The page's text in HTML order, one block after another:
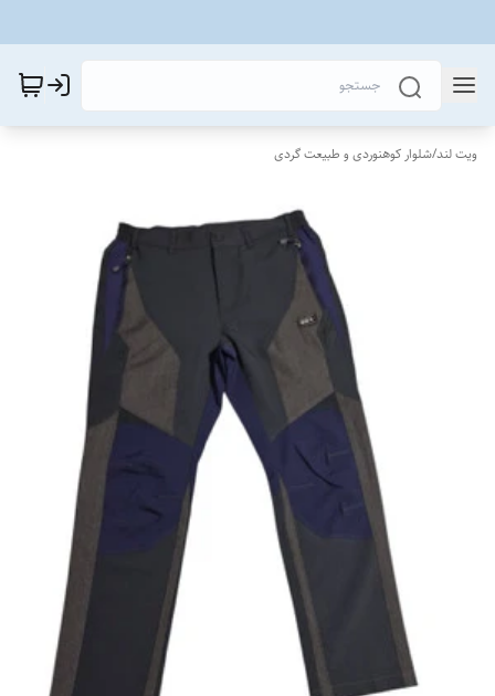
ویت لند/شلوار کوهنوردی و طبیعت گردی